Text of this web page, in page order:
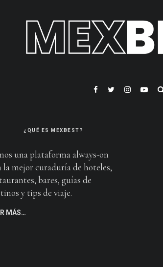
¿QUÉ ES MEXBEST?
una plataforma always-on
la mejor curaduría de hoteles,
bares, guías de
y tips de viaje.
MÁS…